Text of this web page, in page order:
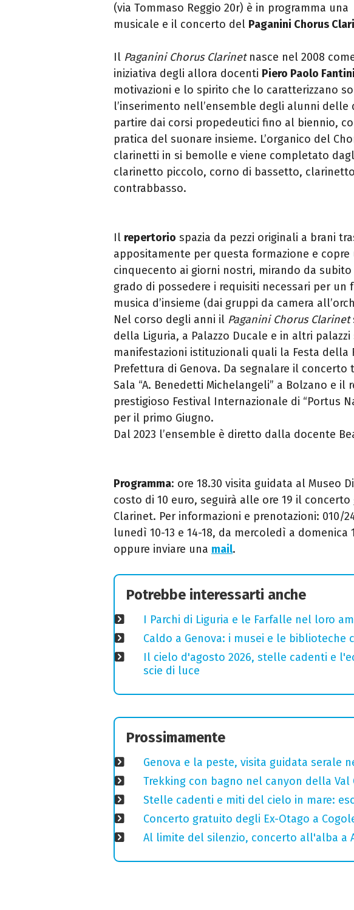
(via Tommaso Reggio 20r) è in programma una
musicale e il concerto del Paganini Chorus
Il Paganini Chorus Clarinetnasce nel 2008
iniziativa degli allora docenti Piero Paolo Fantini
motivazioni e lo spirito che lo caratterizzano
l’inserimento nell’ensemble degli alunni
partire dai corsi propedeutici fino al biennio,
pratica del suonare insieme. L’organico del
clarinetti in si bemolle e viene completato
clarinetto piccolo, corno di bassetto,
contrabbasso.
Il repertorio spazia da pezzi originali a brani
appositamente per questa formazione e
cinquecento ai giorni nostri, mirando da
grado di possedere i requisiti necessari per un
musica d’insieme (dai gruppi da camera
Nel corso degli anni il Paganini Chorus Clarinet
della Liguria, a Palazzo Ducale e in altri palazzi
manifestazioni istituzionali quali la Festa della
Prefettura di Genova. Da segnalare il concerto
Sala “A. Benedetti Michelangeli” a Bolzano e il
prestigioso Festival Internazionale di “Portus
per il primo Giugno.
Dal 2023 l’ensemble è diretto dalla docente
Programma: ore 18.30 visita guidata al Museo
costo di 10 euro, seguirà alle ore 19 il
Clarinet. Per informazioni e prenotazioni: 010/
lunedì 10-13 e 14-18, da mercoledì a domenica
oppure inviare una mail.
Potrebbe interessarti anche
I Parchi di Liguria e le Farfalle nel loro
Caldo a Genova: i musei e le
Il cielo d'agosto 2026, stelle cadenti e
scie di luce
Prossimamente
Genova e la peste, visita guidata serale
Trekking con bagno nel canyon della
Stelle cadenti e miti del cielo in mare:
Concerto gratuito degli Ex-Otago a
Al limite del silenzio, concerto all'alba a